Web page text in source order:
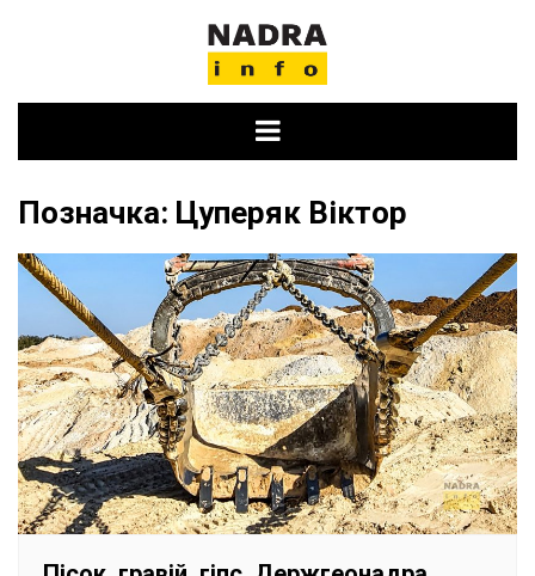
Позначка: Цуперяк Віктор